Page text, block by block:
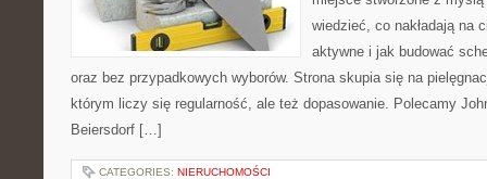
wiedzieć, co nakładają na
aktywne i jak budować
oraz bez przypadkowych wyborów. Strona skupia się na
którym liczy się regularność, ale też dopasowanie. Polecamy
Beiersdorf […]
CATEGORIES: NIERUCHOMOŚCI